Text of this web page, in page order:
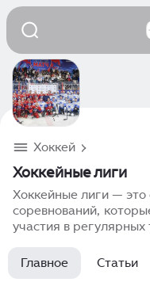
Хоккей
Хоккейные лиги
Хоккейные лиги —
соревнований,
участия в
спортсменов
способствуют
Главное Статьи